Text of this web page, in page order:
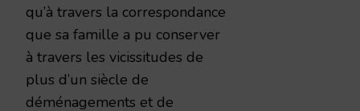
qu’à travers la correspondance
que sa famille a pu conserver
à travers les vicissitudes de
plus d’un siècle de
déménagements et de